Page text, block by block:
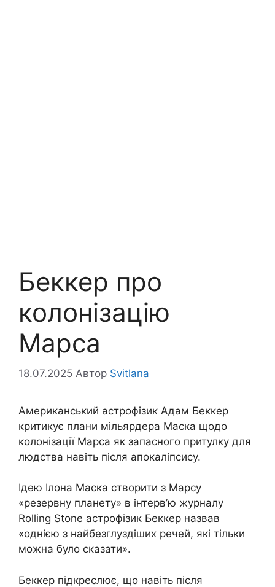
Беккер про
колонізацію
Марса
18.07.2025 Автор Svitlana
Американський астрофізик Адам Беккер
критикує плани мільярдера Маска щодо
колонізації Марса як запасного притулку для
людства навіть після апокаліпсису.
Ідею Ілона Маска створити з Марсу
«резервну планету» в інтерв’ю журналу
Rolling Stone астрофізик Беккер назвав
«однією з найбезглуздіших речей, які тільки
можна було сказати».
Беккер підкреслює, що навіть після